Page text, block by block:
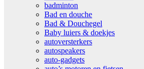
badminton
Bad en douche
Bad & Douchegel
Baby luiers & doekjes
autoversterkers
autospeakers
auto-gadgets